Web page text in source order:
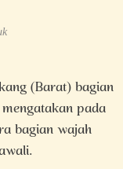
(Barat) bagian
pada
wajah